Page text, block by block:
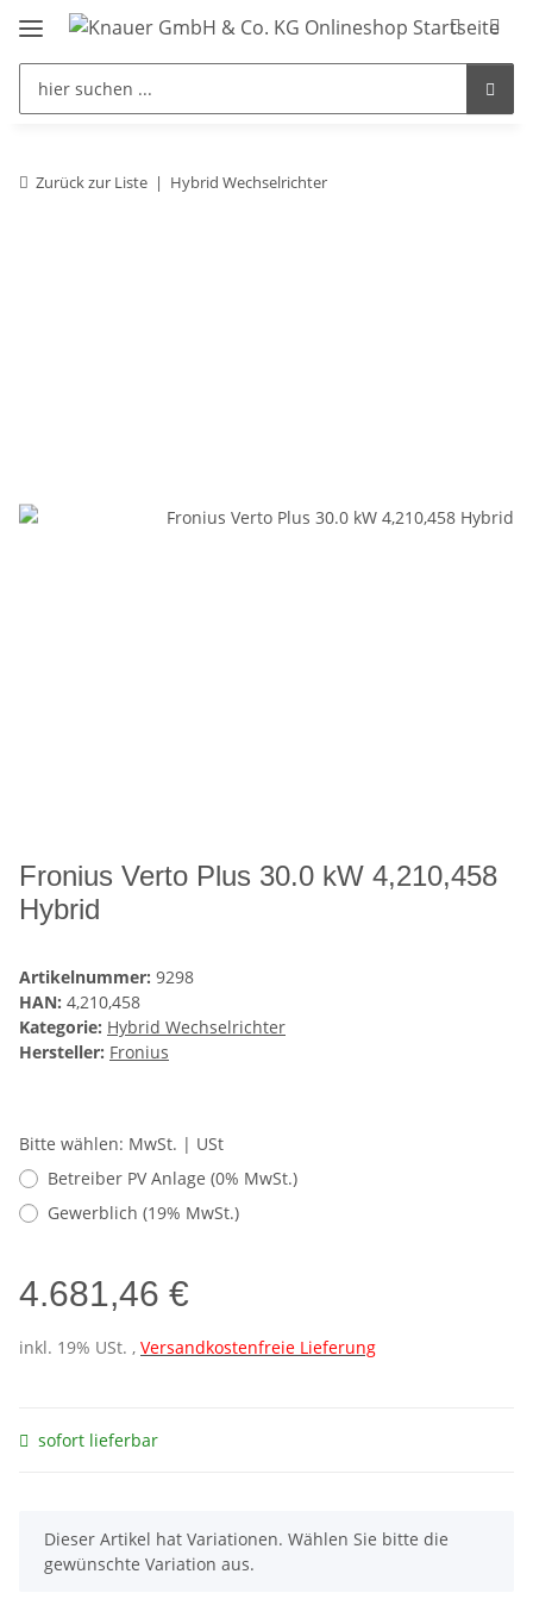
Zurück zur Liste Hybrid Wechselrichter
Fronius Verto Plus 30.0 kW 4,210,458
Hybrid
Artikelnummer: 9298
HAN: 4,210,458
Kategorie: Hybrid Wechselrichter
Hersteller: Fronius
Bitte wählen: MwSt. | USt
Betreiber PV Anlage (0% MwSt.)
Gewerblich (19% MwSt.)
4.681,46 €
inkl. 19% USt. , Versandkostenfreie Lieferung
sofort lieferbar
x
Dieser Artikel hat Variationen. Wählen Sie bitte die
gewünschte Variation aus.